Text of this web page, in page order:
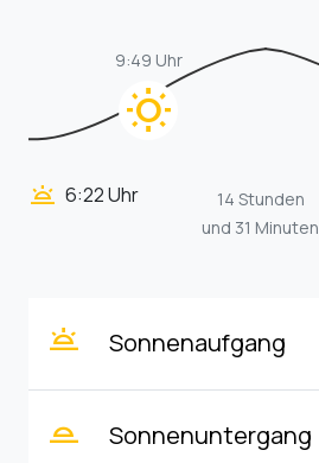
wb_sunny
9:49 Uhr
wb_twilight 6:22 Uhr
14 Stunden
und 31 Minuten
wb_twilight Sonnenaufgang
wb_twilight_2 Sonnenuntergang